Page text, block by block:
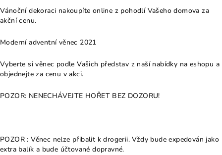
Vánoční dekoraci nakoupíte online z pohodlí Vašeho domova za
akční cenu.
Moderní adventní věnec 2021
Vyberte si věnec podle Vašich představ z naší nabídky na eshopu a
objednejte za cenu v akci.
POZOR: NENECHÁVEJTE HOŘET BEZ DOZORU!
POZOR : Věnec nelze přibalit k drogerii. Vždy bude expedován jako
extra balík a bude účtované dopravné.